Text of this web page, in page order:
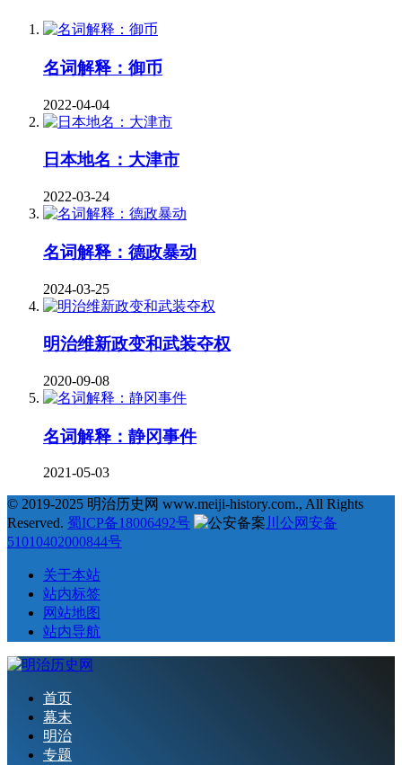
名词解释：御币
2022-04-04
日本地名：大津市
2022-03-24
名词解释：德政暴动
2024-03-25
明治维新政变和武装夺权
2020-09-08
名词解释：静冈事件
2021-05-03
© 2019-2025 明治历史网 www.meiji-history.com., All Rights
Reserved. 蜀ICP备18006492号
川公网安备
51010402000844号
关于本站
站内标签
网站地图
站内导航
首页
幕末
明治
专题